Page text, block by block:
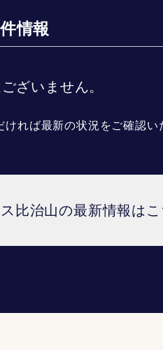
情報
ざいません。
れば最新の状況をご確認い
比治山の最新情報はこ